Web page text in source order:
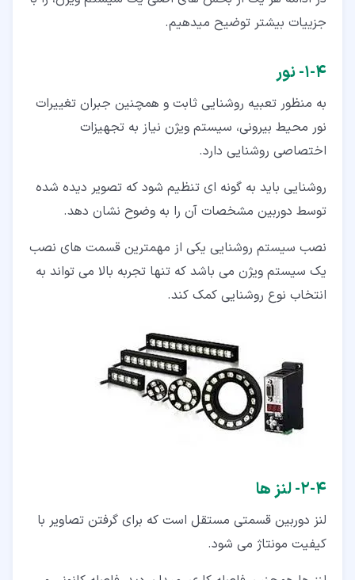
جزییات بیشتر توضیح میدهیم.
۴‏-‏۱‏- نور
به منظور تعبیه روشنایی ثابت و همچنین جبران تغییرات
نور محیط بیرونی، سیستم ویژن نیاز به تجهیزات
اختصاصی روشنایی دارد.
روشنایی باید به گونه ای تنظیم شود که تصویر دیده شده
توسط دوربین مشخصات آن را به وضوح نشان دهد.
نصب سیستم روشنایی یکی از مهمترین قسمت های نصب
یک سیستم ویژن می باشد که تنها تجربه بالا می تواند به
انتخاب نوع روشنایی کمک کند.
۴‏-‏۲‏- لنز ها
لنز دوربین قسمتی مستقل است که برای گرفتن تصاویر با
کیفیت مونتاژ می شود.